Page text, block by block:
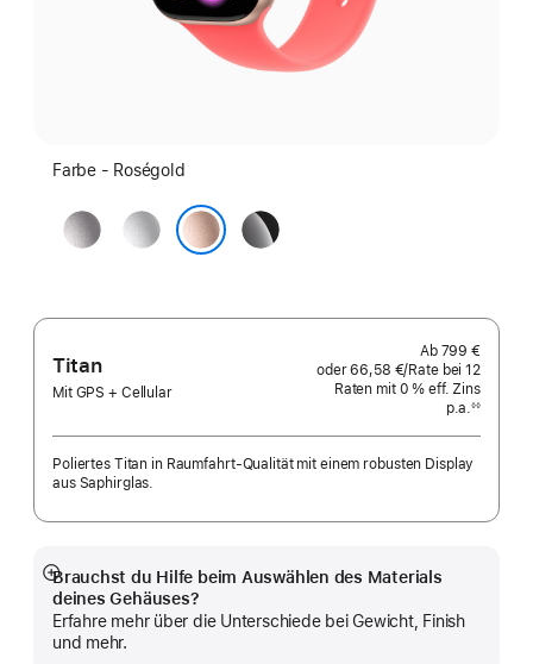
Farbe - Roségold
Space Grau
Silber Diamantschwarz
Titan
Mit GPS + Cellular
Ab 799 €
oder66,58 €/Rate pro
Rate
bei 12
Raten Raten
mit 0 % eff. Zins
p.a.eff.
◊◊
Poliertes Titan in Raumfahrt-Qualität mit einem robusten Display
aus Saphirglas.
Brauchst du Hilfe beim Auswählen des Materials
deines Gehäuses?
Erfahre mehr über die Unterschiede bei Gewicht, Finish
und mehr.
Mehr
anzeigen